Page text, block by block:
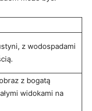
z wodospadami
z bogatą
widokami na